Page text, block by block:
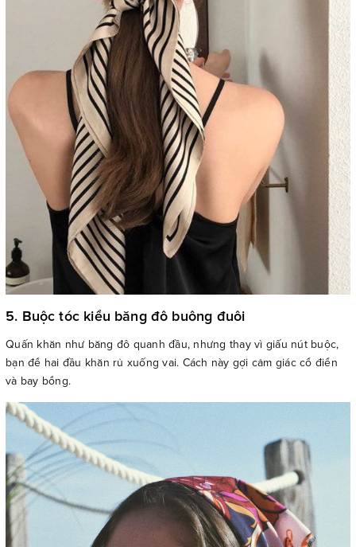
5. Buộc tóc kiểu băng đô buông đuôi
Quấn khăn như băng đô quanh đầu, nhưng thay vì giấu nút buộc,
bạn để hai đầu khăn rủ xuống vai. Cách này gợi cảm giác cổ điển
và bay bổng.